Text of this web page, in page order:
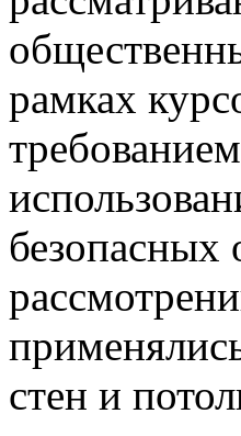
рамках
безопасных
стен и